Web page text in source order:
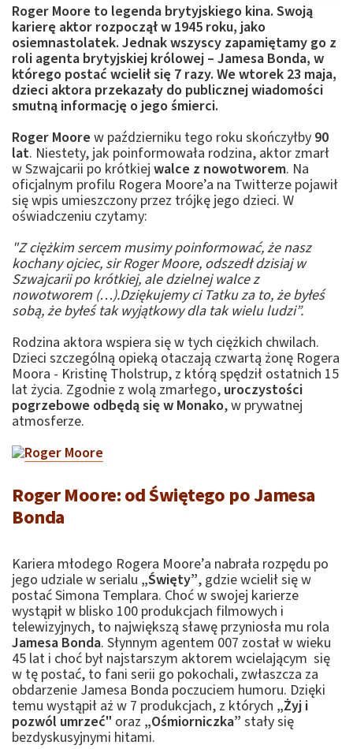
Roger Moore to legenda brytyjskiego kina. Swoją
karierę aktor rozpoczął w 1945 roku, jako
osiemnastolatek. Jednak wszyscy zapamiętamy go z
roli agenta brytyjskiej królowej – Jamesa Bonda, w
którego postać wcielił się 7 razy. We wtorek 23 maja,
dzieci aktora przekazały do publicznej wiadomości
smutną informację o jego śmierci.
Roger Moorew październiku tego roku skończyłby 90
lat. Niestety, jak poinformowała rodzina, aktor zmarł
w Szwajcarii po krótkiej walce z nowotworem. Na
oficjalnym profilu Rogera Moore’a na Twitterze pojawił
się wpis umieszczony przez trójkę jego dzieci. W
oświadczeniu czytamy:
"Z ciężkim sercem musimy poinformować, że nasz
kochany ojciec, sir Roger Moore, odszedł dzisiaj w
Szwajcarii po krótkiej, ale dzielnej walce z
nowotworem (…).Dziękujemy ci Tatku za to, że byłeś
sobą, że byłeś tak wyjątkowy dla tak wielu ludzi”.
Rodzina aktora wspiera się w tych ciężkich chwilach.
Dzieci szczególną opieką otaczają czwartą żonę Rogera
Moora - Kristinę Tholstrup, z którą spędził ostatnich 15
lat życia. Zgodnie z wolą zmarłego, uroczystości
pogrzebowe odbędą się w Monako, w prywatnej
atmosferze.
Roger Moore: od Świętego po Jamesa
Bonda
Kariera młodego Rogera Moore’a nabrała rozpędu po
jego udziale w serialu „Święty”, gdzie wcielił się w
postać Simona Templara. Choć w swojej karierze
wystąpił w blisko 100 produkcjach filmowych i
telewizyjnych, to największą sławę przyniosła mu rola
Jamesa Bonda. Słynnym agentem 007 został w wieku
45 lat i choć był najstarszym aktorem wcielającym się
w tę postać, to fani serii go pokochali, zwłaszcza za
obdarzenie Jamesa Bonda poczuciem humoru. Dzięki
temu wystąpił aż w 7 produkcjach, z których „Żyj i
pozwól umrzeć" oraz „Ośmiorniczka” stały się
bezdyskusyjnymi hitami.